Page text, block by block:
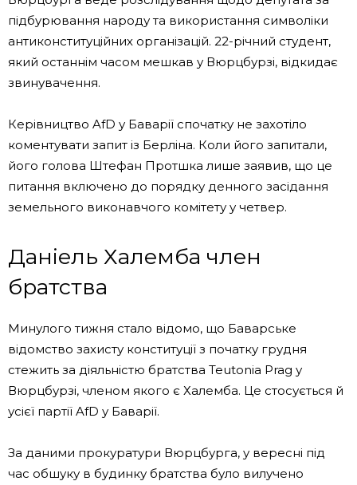
підбурювання народу та використання символіки
антиконституційних організацій. 22-річний студент,
який останнім часом мешкав у Вюрцбурзі, відкидає
звинувачення.
Керівництво AfD у Баварії спочатку не захотіло
коментувати запит із Берліна. Коли його запитали,
його голова Штефан Протшка лише заявив, що це
питання включено до порядку денного засідання
земельного виконавчого комітету у четвер.
Даніель Халемба член
братства
Минулого тижня стало відомо, що Баварське
відомство захисту конституції з початку грудня
стежить за діяльністю братства Teutonia Prag у
Вюрцбурзі, членом якого є Халемба. Це стосується й
усієї партії AfD у Баварії.
За даними прокуратури Вюрцбурга, у вересні під
час обшуку в будинку братства було вилучено